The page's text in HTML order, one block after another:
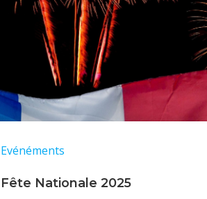
Evénéments
Fête Nationale 2025